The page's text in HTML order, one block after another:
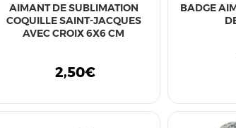
AIMANT DE SUBLIMATION
COQUILLE SAINT-JACQUES
AVEC CROIX 6X6 CM
2,50€
BADGE